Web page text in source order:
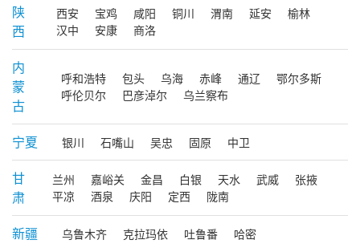
陕
西
西安 宝鸡 咸阳 铜川 渭南 延安
榆林
汉中
安康 商洛
内
蒙
古
呼和浩特 包头 乌海 赤峰 通辽
鄂尔多斯
呼伦贝尔
巴彦淖尔 乌兰察布
宁夏 银川 石嘴山 吴忠 固原 中卫
甘
肃
兰州 嘉峪关 金昌 白银 天水 武威
张掖
平凉
酒泉 庆阳 定西 陇南
新疆 乌鲁木齐 克拉玛依 吐鲁番 哈密